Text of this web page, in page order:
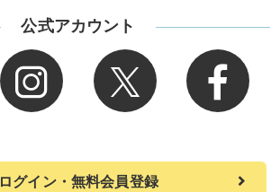
公式アカウント
ログイン・無料会員登録